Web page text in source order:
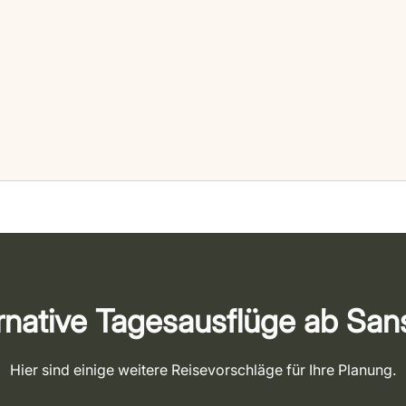
Tagesausflüge ab
Hier sind einige weitere Reisevorschläge für Ihre Planung.